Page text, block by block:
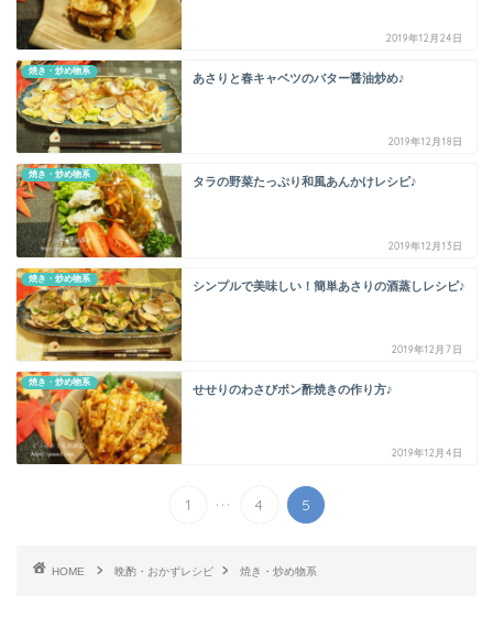
2019年12月24日
焼き・炒め物系
あさりと春キャベツのバター醤油炒め♪
2019年12月18日
焼き・炒め物系
タラの野菜たっぷり和風あんかけレシピ♪
2019年12月13日
焼き・炒め物系
シンプルで美味しい！簡単あさりの酒蒸しレシピ♪
2019年12月7日
焼き・炒め物系
せせりのわさびポン酢焼きの作り方♪
2019年12月4日
1 ... 4 5
HOME 晩酌・おかずレシピ 焼き・炒め物系